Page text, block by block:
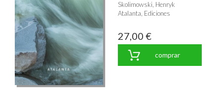
Skolimowski, Henryk
Atalanta, Ediciones
27,00 €
comprar